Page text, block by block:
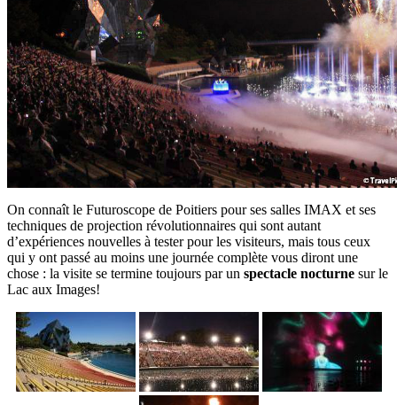
On connaît le Futuroscope de Poitiers pour ses salles IMAX et ses
techniques de projection révolutionnaires qui sont autant
d’expériences nouvelles à tester pour les visiteurs, mais tous ceux
qui y ont passé au moins une journée complète vous diront une
chose : la visite se termine toujours par un spectacle nocturne sur le
Lac aux Images!